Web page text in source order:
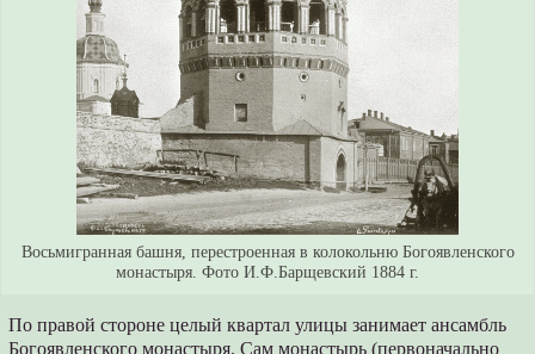
Восьмигранная башня, перестроенная в колокольню Богоявленского
монастыря. Фото И.Ф.Барщевский 1884 г.
По правой стороне целый квартал улицы занимает ансамбль
Богоявленского монастыря. Сам монастырь (первоначально